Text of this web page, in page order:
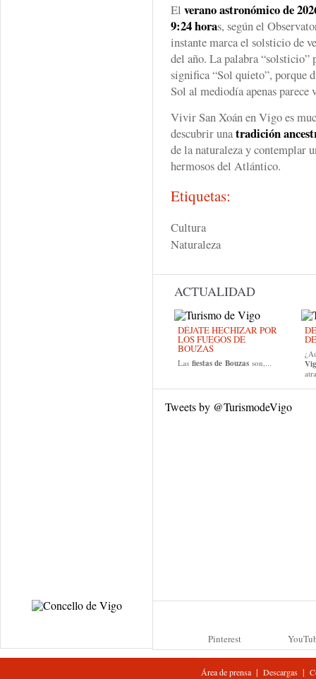
El verano astronómico de
9:24 horas, según el
instante marca el solsticio de
del año. La palabra
significa “Sol quieto”, porque
Sol al mediodía apenas parece
Vivir San Xoán en Vigo es
descubrir unatradición
de la naturaleza y contemplar
hermosos del Atlántico.
Etiquetas:
Cultura
Naturaleza
ACTUALIDAD
DÉJATE HECHIZAR POR
LOS FUEGOS DE
BOUZAS
Las fiestas de Bouzas son,...
Tweets by @TurismodeVigo
Pinterest
Área de prensa| Descargas|